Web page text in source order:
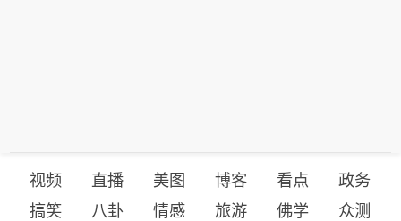
视频 直播 美图 博客 看点
政务
搞笑
八卦 情感 旅游 佛学 众测